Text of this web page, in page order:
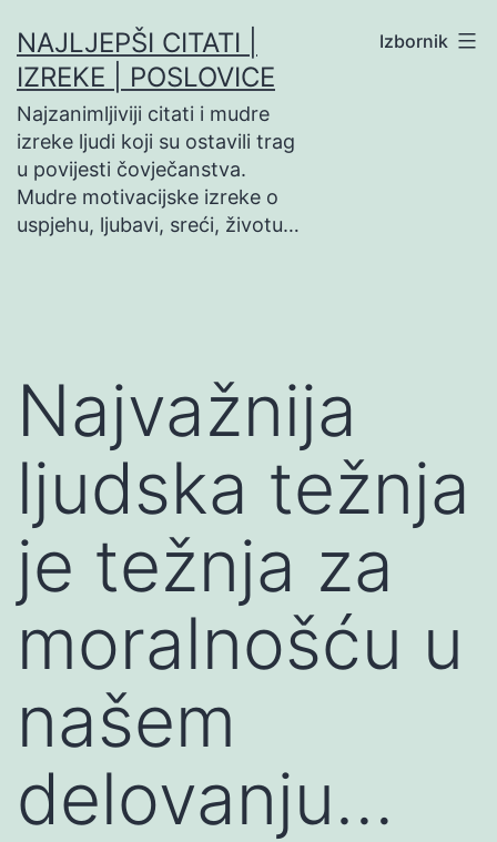
na
sadržaj
NAJLJEPŠI CITATI |
IZREKE | POSLOVICE
Najzanimljiviji citati i mudre
izreke ljudi koji su ostavili trag
u povijesti čovječanstva.
Mudre motivacijske izreke o
uspjehu, ljubavi, sreći, životu…
Izbornik
Najvažnija
ljudska težnja
je težnja za
moralnošću u
našem
delovanju…